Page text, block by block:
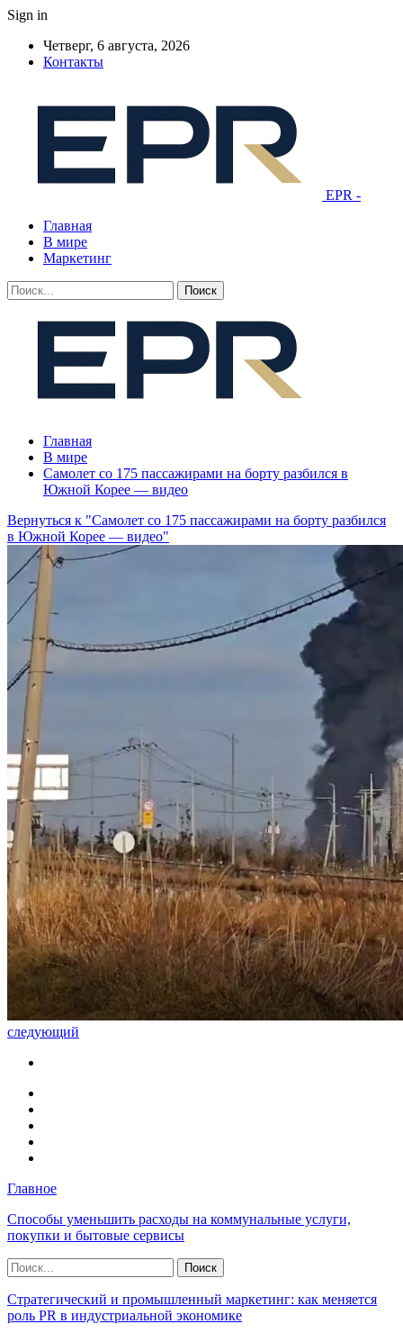
Sign in
Четверг, 6 августа, 2026
Контакты
EPR -
Главная
В мире
Маркетинг
Главная
В мире
Самолет со 175 пассажирами на борту разбился в
Южной Корее — видео
Вернуться к "Самолет со 175 пассажирами на борту разбился
в Южной Корее — видео"
следующий
Главное
Способы уменьшить расходы на коммунальные услуги,
покупки и бытовые сервисы
Стратегический и промышленный маркетинг: как меняется
роль PR в индустриальной экономике